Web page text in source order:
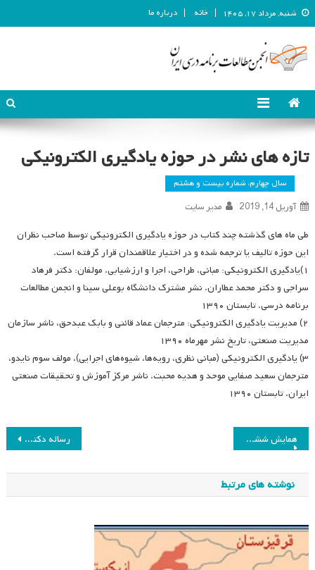
شنبه, مرداد ۱۷, ۱۴۰۵ خانه درباره ما
انجمن مطالعات برنامه درسی ایران
تازه های نشر در حوزه یادگیری الکترونیکی
سال چهارم، شماره بیست و هشتم
آوریل 14, 2019 مدیر سایت
طی ماه های گذشته چند کتاب در حوزه یادگیری الکترونیکی توسط صاحب نظران
این حوزه تالیف یا ترجمه شده و در اختیار علاقمندان قرار گرفته است.
۱)یادگیری الکترونیکی: مبانی، طراحی، اجرا و ارزشیابی. مولفان: دکتر فرهاد
سراجی و دکتر محمد عطاران. نشر مشترک دانشگاه بوعلی سینا و انجمن مطالعات
برنامه درسی. تابستان ۱۳۹۰
۲) مدیریت یادگیری الکترونیکی: مترجمان عماد قائنی و بابک عبدحق، ناشر سازمان
مدیریت صنعتی، تاریخ نشر مهرماه ۱۳۹۰
۳) یادگیری الکترونیکی (مبانی نظری، رویه‌ها، شیوه‌های اجرایی)، مولف سوم نایدو،
مترجمان سعید صفایی موحد و هدیه محبت. ناشر مرکز آموزش و تحقیقات صنعتی
ایران. تابستان ۱۳۹۰
راهبری
نوشته
رساله دکتری ریاضی ـ گرایش آموزش ریاضی همایش ششم یادگیری الکترونیکی در ایران
نوشته های مرتبط